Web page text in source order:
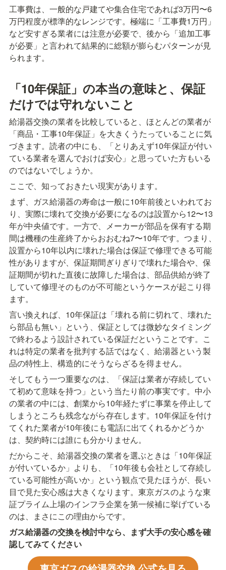
工事費は、一般的な戸建てや集合住宅であれば3万円〜6
万円程度が標準的なレンジです。極端に「工事費1万円」
など安すぎる業者には注意が必要で、後から「追加工事
が必要」と言われて結果的に総額が膨らむパターンが見
られます。
「10年保証」の本当の意味と、保証
だけでは守れないこと
給湯器交換の業者を比較していると、ほとんどの業者が
「商品・工事10年保証」を大きくうたっていることに気
づきます。読者の中にも、「とりあえず10年保証が付い
ている業者を選んでおけば安心」と思っていた方もいる
のではないでしょうか。
ここで、知っておきたい現実があります。
まず、ガス給湯器の寿命は一般に10年前後といわれてお
り、実際に壊れて交換が必要になるのは設置から12〜13
年が中央値です。一方で、メーカーが部品を保有する期
間は機種の生産終了からおおむね7〜10年です。つまり、
設置から10年以内に壊れた場合は保証で修理できる可能
性がありますが、保証期間ぎりぎりで壊れた場合や、保
証期間が切れた直後に故障した場合は、部品供給が終了
していて修理そのものが不可能というケースが起こり得
ます。
言い換えれば、10年保証は「壊れる前に切れて、壊れた
ら部品も無い」という、保証としては微妙なタイミング
で終わるよう設計されている保証だということです。こ
れは特定の業者を批判する話ではなく、給湯器という製
品の特性上、構造的にそうならざるを得ません。
そしてもう一つ重要なのは、「保証は業者が存続してい
て初めて意味を持つ」という当たり前の事実です。中小
の業者の中には、創業から10年経たずに事業を停止して
しまうところも残念ながら存在します。10年保証を付け
てくれた業者が10年後にも電話に出てくれるかどうか
は、契約時には誰にも分かりません。
だからこそ、給湯器交換の業者を選ぶときは「10年保証
が付いているか」よりも、「10年後も会社として存続し
ている可能性が高いか」という観点で見たほうが、長い
目で見た安心感は大きくなります。東京ガスのような東
証プライム上場のインフラ企業を第一候補に挙げている
のは、まさにこの理由からです。
ガス給湯器の交換を検討中なら、まず大手の安心感を確
認してみてください